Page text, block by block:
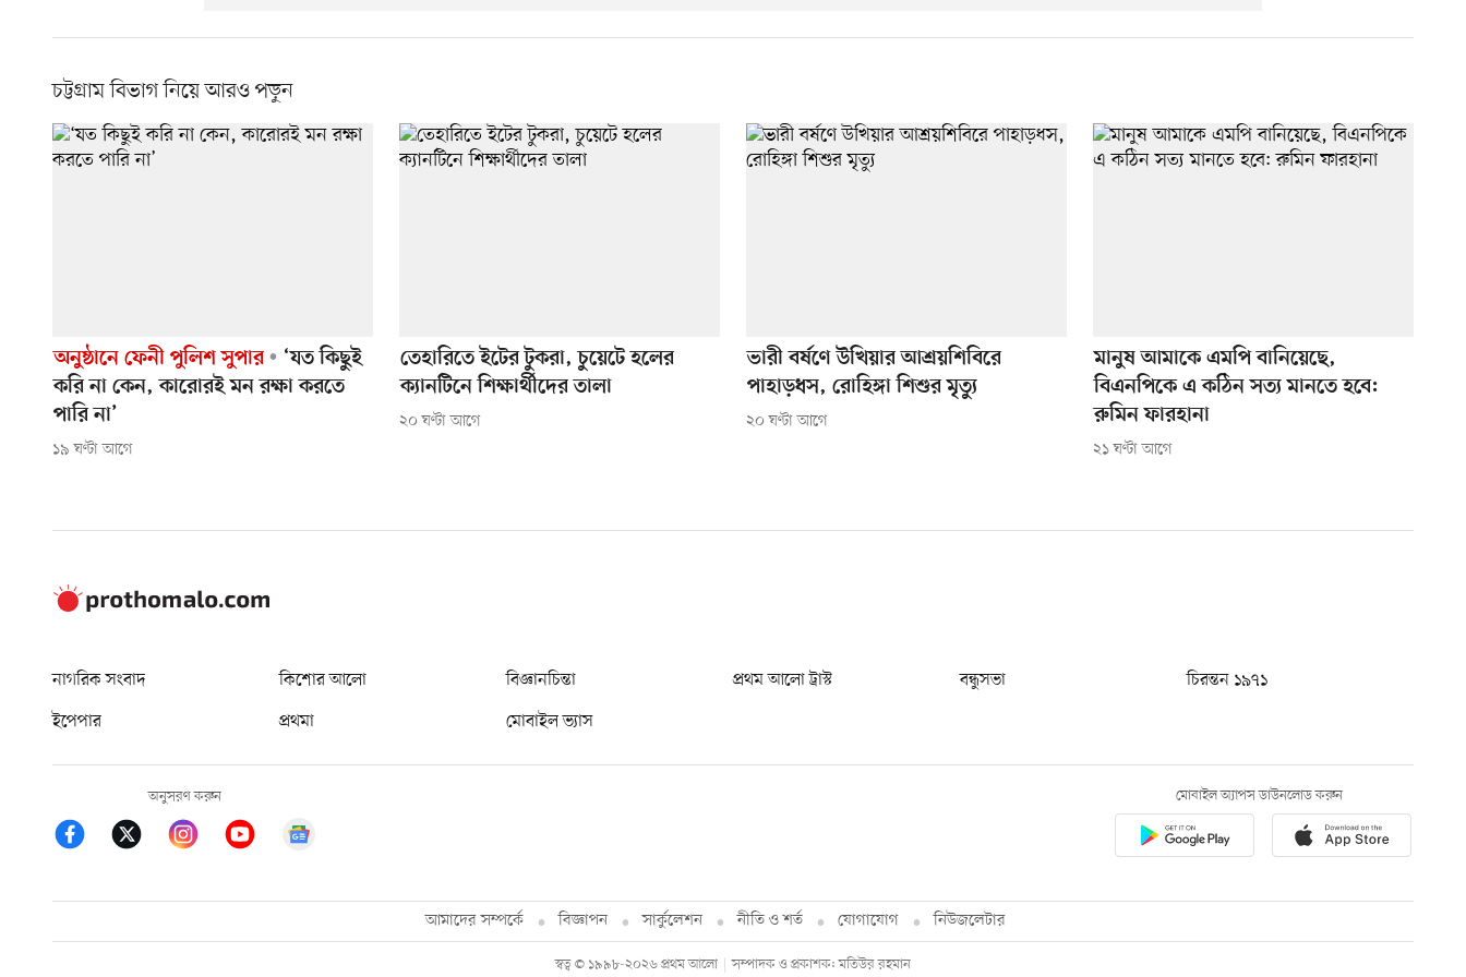
চট্টগ্রাম বিভাগ নিয়ে আরও পড়ুন
অনুষ্ঠানে ফেনী পুলিশ সুপার
‘যত কিছুই
করি না কেন, কারোরই মন রক্ষা করতে
পারি না’
১৯ ঘণ্টা আগে
তেহারিতে ইটের টুকরা, চুয়েটে হলের
ক্যানটিনে শিক্ষার্থীদের তালা
২০ ঘণ্টা আগে
ভারী বর্ষণে উখিয়ার আশ্রয়শিবিরে
পাহাড়ধস, রোহিঙ্গা শিশুর মৃত্যু
২০ ঘণ্টা আগে
মানুষ আমাকে এমপি বানিয়েছে,
বিএনপিকে এ কঠিন সত্য মানতে হবে:
রুমিন ফারহানা
২১ ঘণ্টা আগে
নাগরিক সংবাদ কিশোর আলো বিজ্ঞানচিন্তা প্রথম আলো ট্রাস্ট বন্ধুসভা
চিরন্তন ১৯৭১
ইপেপার
প্রথমা মোবাইল ভ্যাস
অনুসরণ করুন মোবাইল অ্যাপস ডাউনলোড করুন
আমাদের সম্পর্কে বিজ্ঞাপন সার্কুলেশন নীতি ও শর্ত যোগাযোগ নিউজলেটার
স্বত্ব © ১৯৯৮-২০২৬ প্রথম আলো সম্পাদক ও প্রকাশক: মতিউর রহমান